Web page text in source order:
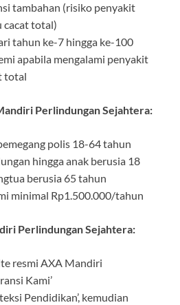
tambahan (risiko penyakit
cacat total)
tahun ke-7 hingga ke-100
apabila mengalami penyakit
total
Perlindungan Sejahtera:
polis 18-64 tahun
hingga anak berusia 18
berusia 65 tahun
minimal Rp1.500.000/tahun
Perlindungan Sejahtera:
resmi AXA Mandiri
Kami’
Pendidikan’, kemudian